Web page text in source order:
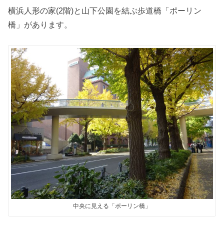
横浜人形の家(2階)と山下公園を結ぶ歩道橋「ポーリン
橋」があります。
中央に見える「ポーリン橋」